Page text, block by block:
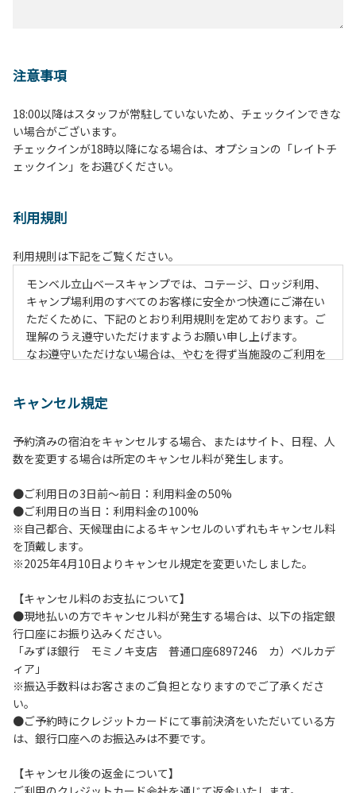
注意事項
18:00以降はスタッフが常駐していないため、チェックインできな
い場合がございます。
チェックインが18時以降になる場合は、オプションの「レイトチ
ェックイン」をお選びください。
利用規則
利用規則は下記をご覧ください。
モンベル立山ベースキャンプでは、コテージ、ロッジ利用、
キャンプ場利用のすべてのお客様に安全かつ快適にご滞在い
ただくために、下記のとおり利用規則を定めております。ご
理解のうえ遵守いただけますようお願い申し上げます。
なお遵守いただけない場合は、やむを得ず当施設のご利用を
【施設全体に関する注意事項】
２.利用上のルールを遵守いただき、ご自身で事故防止に努め
てください。
４.場内を車で移動する場合は、徐行運転（5km/h以下）を
行ってください。
５.施設内は土足禁止です。
６.コテージ・ロッジ棟内は禁煙です。
７.ゴミは分別した上で、燃えるごみ以外は中身を洗い、チェ
８.不可抗力以外の事由により建造物、家具、備品、その他の
物品を損傷、紛失、汚染させた場合には、相当額を弁償して
いただくことがあります。
９.施設内（駐車場含む）での事故や盗難などにつきまして
は、一切の責任を負いかねます。
【コテージご利用上の注意事項ならびに禁止事項】
１.動物（ペット類）の同伴はご遠慮願います。
３.調度品などの持ち出しはしないでください。
キャンセル規定
予約済みの宿泊をキャンセルする場合、またはサイト、日程、人
数を変更する場合は所定のキャンセル料が発生します。
●ご利用日の3日前～前日：利用料金の50%
●ご利用日の当日：利用料金の100%
※自己都合、天候理由によるキャンセルのいずれもキャンセル料
を頂戴します。
※2025年4月10日よりキャンセル規定を変更いたしました。
【キャンセル料のお支払について】
●現地払いの方でキャンセル料が発生する場合は、以下の指定銀
行口座にお振り込みください。
「みずほ銀行 モミノキ支店 普通口座6897246 カ）ベルカデ
ィア」
※振込手数料はお客さまのご負担となりますのでご了承くださ
い。
●ご予約時にクレジットカードにて事前決済をいただいている方
は、銀行口座へのお振込みは不要です。
【キャンセル後の返金について】